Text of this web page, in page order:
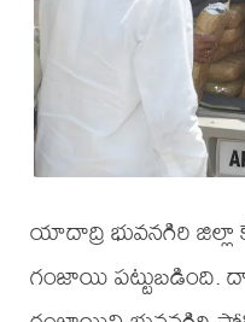
యాదాద్రి భువనగిరి
గంజాయి పట్టుబడింది.